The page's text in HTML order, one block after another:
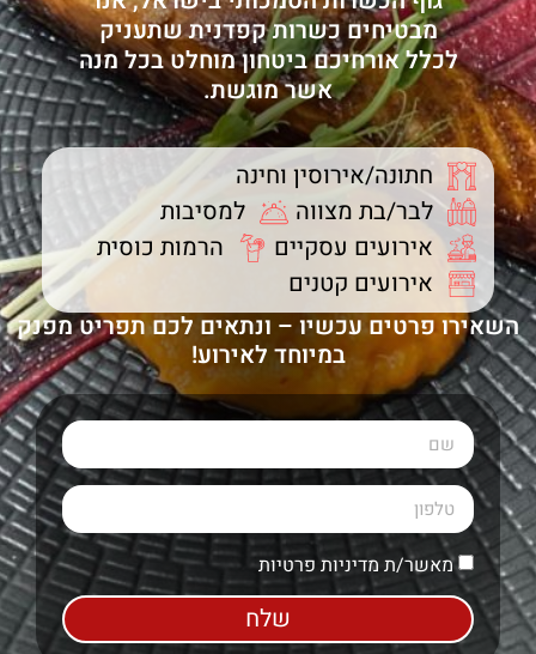
מבטיחים כשרות קפדנית שתעניק
לכלל אורחיכם ביטחון מוחלט בכל מנה
אשר מוגשת.
חתונה/אירוסין וחינה
לבר/בת מצווה
למסיבות
אירועים עסקיים
הרמות כוסית
אירועים קטנים
השאירו פרטים עכשיו – ונתאים לכם תפריט מפנק
במיוחד לאירוע!
מאשר/ת מדיניות פרטיות
שלח